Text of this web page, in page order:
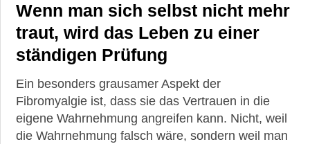
Wenn man sich selbst nicht mehr
traut, wird das Leben zu einer
ständigen Prüfung
Ein besonders grausamer Aspekt der
Fibromyalgie ist, dass sie das Vertrauen in die
eigene Wahrnehmung angreifen kann. Nicht, weil
die Wahrnehmung falsch wäre, sondern weil man